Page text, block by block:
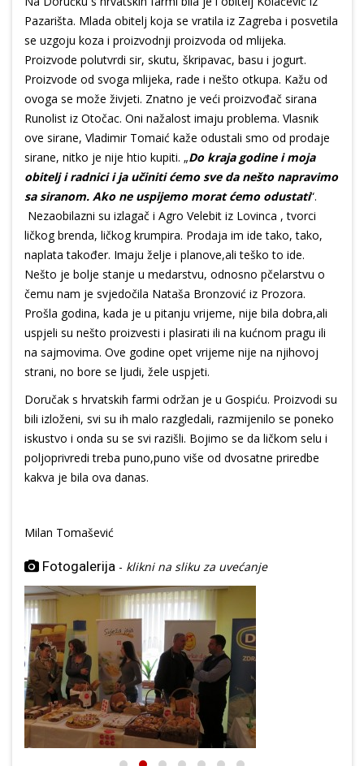
Pazarišta. Mlada obitelj koja se vratila iz Zagreba i posvetila
se uzgoju koza i proizvodnji proizvoda od mlijeka.
Proizvode polutvrdi sir, skutu, škripavac, basu i jogurt.
Proizvode od svoga mlijeka, rade i nešto otkupa. Kažu od
ovoga se može živjeti. Znatno je veći proizvođač sirana
Runolist iz Otočac. Oni nažalost imaju problema. Vlasnik
ove sirane, Vladimir Tomaić kaže odustali smo od prodaje
sirane, nitko je nije htio kupiti. „Do kraja godine i moja
obitelj i radnici i ja učiniti ćemo sve da nešto napravimo
sa siranom. Ako ne uspijemo morat ćemo odustati“.
Nezaobilazni su izlagač i Agro Velebit iz Lovinca , tvorci
ličkog brenda, ličkog krumpira. Prodaja im ide tako, tako,
naplata također. Imaju želje i planove,ali teško to ide.
Nešto je bolje stanje u medarstvu, odnosno pčelarstvu o
čemu nam je svjedočila Nataša Bronzović iz Prozora.
Prošla godina, kada je u pitanju vrijeme, nije bila dobra,ali
uspjeli su nešto proizvesti i plasirati ili na kućnom pragu ili
na sajmovima. Ove godine opet vrijeme nije na njihovoj
strani, no bore se ljudi, žele uspjeti.
Doručak s hrvatskih farmi održan je u Gospiću. Proizvodi su
bili izloženi, svi su ih malo razgledali, razmijenilo se poneko
iskustvo i onda su se svi razišli. Bojimo se da ličkom selu i
poljoprivredi treba puno,puno više od dvosatne priredbe
kakva je bila ova danas.
Milan Tomašević
Fotogalerija - klikni na sliku za uvećanje